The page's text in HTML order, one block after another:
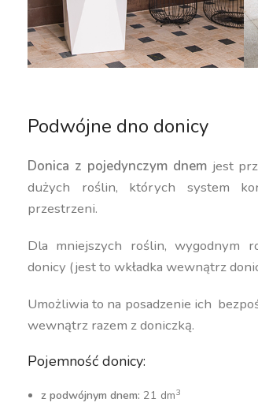
Podwójne dno donicy
Donica z pojedynczym dnemjest
dużych roślin, których system
przestrzeni.
Dla mniejszych roślin, wygodnym
donicy (jest to wkładka wewnątrz
Umożliwia to na posadzenie ich
wewnątrz razem z doniczką.
Pojemność donicy:
z podwójnym dnem: 21 dm3